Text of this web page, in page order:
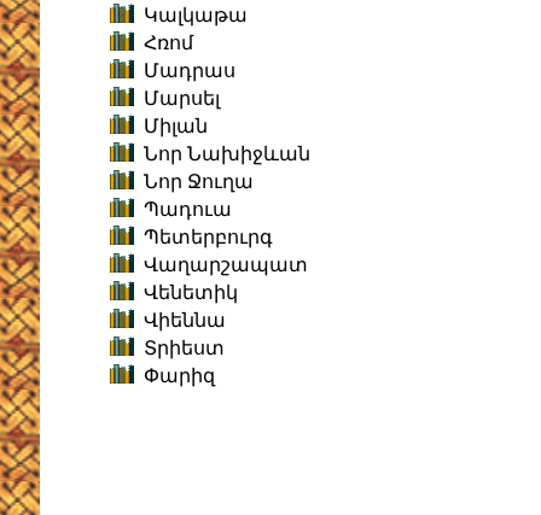
Կալկաթա
Հռոմ
Մադրաս
Մարսել
Միլան
Նոր Նախիջևան
Նոր Ջուղա
Պադուա
Պետերբուրգ
Վաղարշապատ
Վենետիկ
Վիեննա
Տրիեստ
Փարիզ